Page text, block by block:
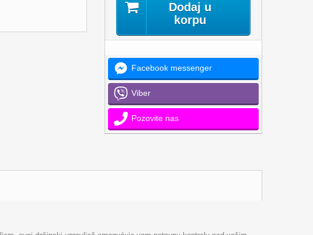
Dodaj u
korpu
Facebook messenger
Viber
Pozovite nas